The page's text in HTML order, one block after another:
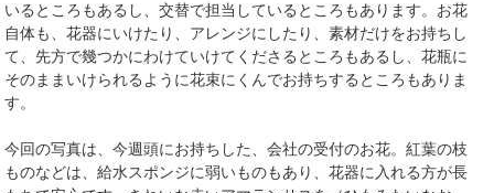
いるところもあるし、交替で担当しているところもあります。お花
自体も、花器にいけたり、アレンジにしたり、素材だけをお持ちし
て、先方で幾つかにわけていけてくださるところもあるし、花瓶に
そのままいけられるように花束にくんでお持ちするところもありま
す。
今回の写真は、今週頭にお持ちした、会社の受付のお花。紅葉の枝
ものなどは、給水スポンジに弱いものもあり、花器に入れる方が長